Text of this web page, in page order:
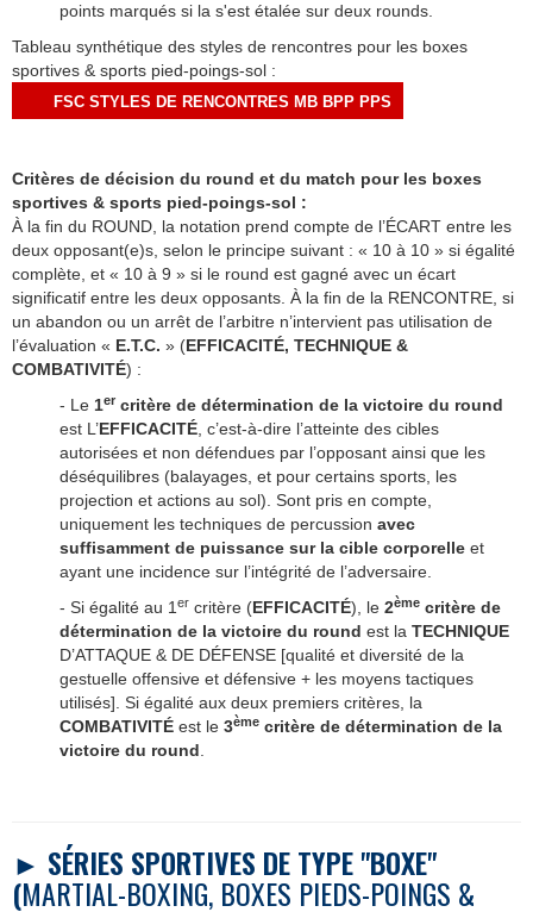
points marqués si la s'est étalée sur deux rounds.
Tableau synthétique des styles de rencontres pour les boxes
sportives & sports pied-poings-sol :
FSC STYLES DE RENCONTRES MB BPP PPS
Critères de décision du round et du match pour les boxes
sportives & sports pied-poings-sol :
À la fin du ROUND, la notation prend compte de l’ÉCART entre les
deux opposant(e)s, selon le principe suivant : « 10 à 10 » si égalité
complète, et « 10 à 9 » si le round est gagné avec un écart
significatif entre les deux opposants. À la fin de la RENCONTRE, si
un abandon ou un arrêt de l’arbitre n’intervient pas utilisation de
l’évaluation « E.T.C. » (EFFICACITÉ, TECHNIQUE &
COMBATIVITÉ) :
- Le 1er critère de détermination de la victoire du round
est L’EFFICACITÉ , c’est-à-dire l’atteinte des cibles
autorisées et non défendues par l’opposant ainsi que les
déséquilibres (balayages, et pour certains sports, les
projection et actions au sol). Sont pris en compte,
uniquement les techniques de percussion avec
suffisamment de puissance sur la cible corporelle et
ayant une incidence sur l’intégrité de l’adversaire.
- Si égalité au 1 er critère (EFFICACITÉ), le 2ème critère de
détermination de la victoire du round est la TECHNIQUE
D’ATTAQUE & DE DÉFENSE [qualité et diversité de la
gestuelle offensive et défensive + les moyens tactiques
utilisés]. Si égalité aux deux premiers critères, la
COMBATIVITÉ est le 3ème critère de détermination de la
victoire du round
► SÉRIES SPORTIVES DE TYPE "BOXE"
(MARTIAL-BOXING, BOXES PIEDS-POINGS &